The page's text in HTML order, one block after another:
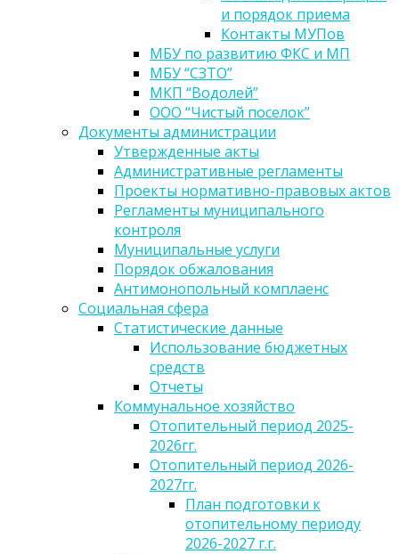
и порядок приема
Контакты МУПов
МБУ по развитию ФКС и МП
МБУ “СЗТО”
МКП “Водолей”
ООО “Чистый поселок”
Документы администрации
Утвержденные акты
Административные регламенты
Проекты нормативно-правовых актов
Регламенты муниципального
контроля
Муниципальные услуги
Порядок обжалования
Антимонопольный комплаенс
Социальная сфера
Статистические данные
Использование бюджетных
средств
Отчеты
Коммунальное хозяйство
Отопительный период 2025-
2026гг.
Отопительный период 2026-
2027гг.
План подготовки к
отопительному периоду
2026-2027 г.г.